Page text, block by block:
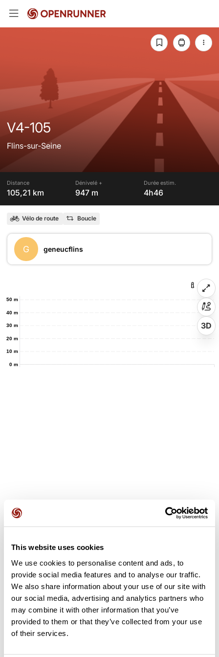
This website uses cookies
We use cookies to personalise content and ads, to
provide social media features and to analyse our traffic.
We also share information about your use of our site with
our social media, advertising and analytics partners who
may combine it with other information that you’ve
provided to them or that they’ve collected from your use
of their services.
V4-105
Flins-sur-Seine
Distance
105,21 km
Dénivelé +
947 m
Durée estim.
4h46
Vélo de route Boucle
G geneucflins
0 m
10 m
20 m
30 m
40 m
50 m
3D
Ajouter un avis
Découvrez ce parcours de vélo de 105,2 km à proximité de